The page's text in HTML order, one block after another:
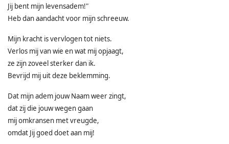
Jij bent mijn levensadem!"
Heb dan aandacht voor mijn schreeuw.
Mijn kracht is vervlogen tot niets.
Verlos mij van wie en wat mij opjaagt,
ze zijn zoveel sterker dan ik.
Bevrijd mij uit deze beklemming.
Dat mijn adem jouw Naam weer zingt,
dat zij die jouw wegen gaan
mij omkransen met vreugde,
omdat Jij goed doet aan mij!